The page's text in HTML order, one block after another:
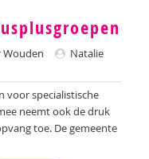
Wouden
Natalie
voor specialistische
neemt ook de druk
toe. De gemeente